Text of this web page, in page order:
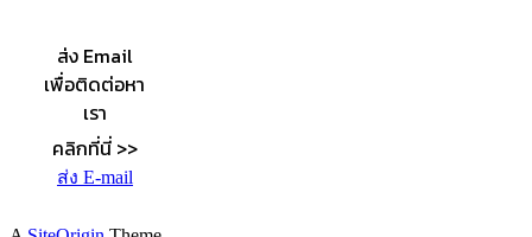
ส่ง Email
เพื่อติดต่อหา
เรา
คลิกที่นี่ >>
ส่ง E-mail